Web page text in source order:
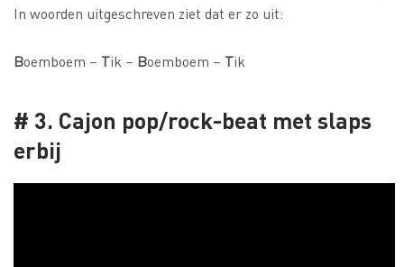
In woorden uitgeschreven ziet dat er zo uit:
Boemboem – Tik – Boemboem – Tik
# 3. Cajon pop/rock-beat met slaps
erbij